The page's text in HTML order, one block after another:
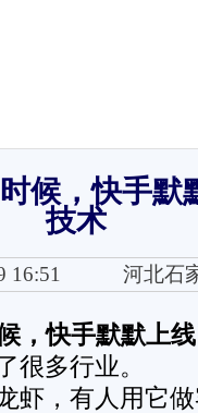
候，快手默
技术
09 16:51 河北石
，快手默默上
很多行业。
虾，有人用它